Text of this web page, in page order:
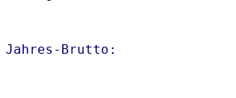
Jahres-Brutto: